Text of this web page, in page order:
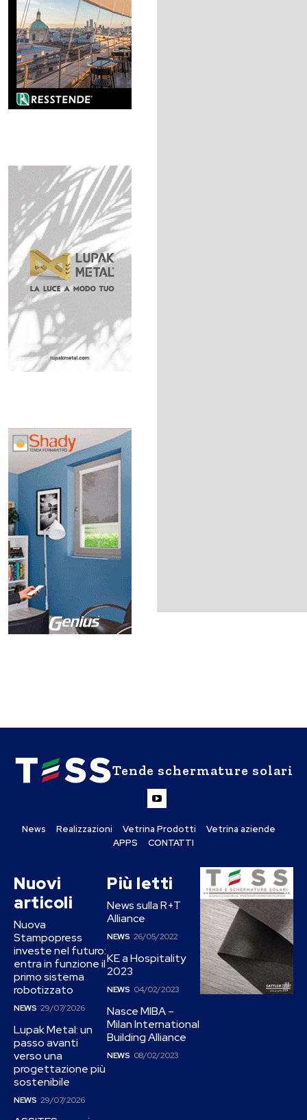
Tende schermature solari
News Realizzazioni Vetrina Prodotti
Vetrina aziende
APPS
CONTATTI
Nuovi
articoli
Nuova
Stampopress
investe nel futuro:
entra in funzione il
primo sistema
robotizzato
NEWS 29/07/2026
Lupak Metal: un
passo avanti
verso una
progettazione più
sostenibile
NEWS 29/07/2026
Più letti
News sulla R+T
Alliance
NEWS 26/05/2022
KE a Hospitality
2023
NEWS 04/02/2023
Nasce MIBA –
Milan International
Building Alliance
NEWS 08/02/2023